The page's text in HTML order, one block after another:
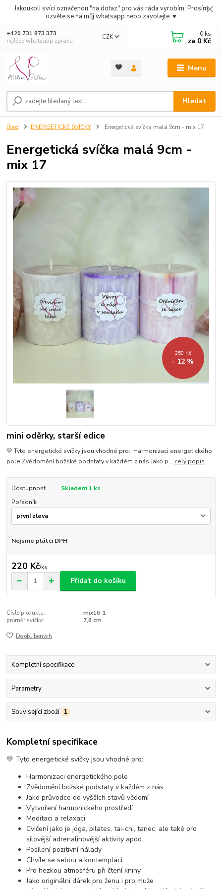
Jakoukoli svíci označenou "na dotaz" pro vás ráda vyrobím. Prosím
ozvěte se na můj whatsapp nebo zavolejte. ♥
Menu
CZK
Hledat
+420 731 873 373
nejlépe whatsapp zpráva
0 ks
za 0 Kč
Úvod ENERGETICKÉ SVÍČKY Energetická svíčka malá 9cm - mix 17
Energetická svíčka malá 9cm -
mix 17
250 Kč
- 12 %
mini oděrky, starší edice
💛 Tyto energetické svíčky jsou vhodné pro: Harmonizaci energetického
pole Zvědomění božské podstaty v každém z nás Jako p... celý popis
Dostupnost
Skladem 1 ks
Pořadník
Nejsme plátci DPH
220 Kč/ks
Přidat do košíku
Číslo produktu:
mix16-1
průměr svíčky:
7,6 cm
Do oblíbených
Kompletní specifikace
Parametry
Související zboží 1
Kompletní specifikace
💛 Tyto energetické svíčky jsou vhodné pro:
Harmonizaci energetického pole
Zvědomění božské podstaty v každém z nás
Jako průvodce do vyšších stavů vědomí
Vytvoření harmonického prostředí
Meditaci a relaxaci
Cvičení jako je jóga, pilates, tai-chi, tanec, ale také pro
silovější adrenalinovější aktivity apod.
Posílení pozitivní nálady
Chvíle se sebou a kontemplaci
Pro hezkou atmosféru při čtení knihy
Jako originální dárek pro ženu i pro muže